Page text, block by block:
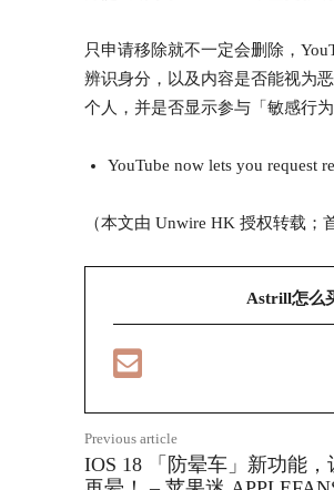
只申请移除就不一定会删除，
辨识身分，以及内容是否能视为
个人，并是否显示参与「敏感行
YouTube now lets you request
（本文由 Unwire HK 授权转载；
Astrill怎么
Previous article
IOS 18 「防晕车」新功能